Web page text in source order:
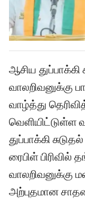
ஆசிய
வாழ்த்து
வெளியிட்டுள்ள
துப்பாக்கி
ரைபிள்
வாலறிவனுக்கு
அற்புதமான